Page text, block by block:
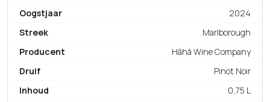
Oogstjaar
2024
Streek
Marlborough
Producent
Hãhã Wine Company
Druif
Pinot Noir
Inhoud
0,75 L